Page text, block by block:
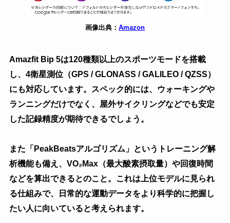
画像出典： Amazon
Amazfit Bip 5は120種類以上のスポーツモードを搭載
し、4衛星測位（GPS / GLONASS / GALILEO / QZSS）
にも対応しています。スペック的には、ウォーキングや
ランニングだけでなく、屋外サイクリングなどでも安定
した記録精度が期待できるでしょう。
また「PeakBeatsアルゴリズム」というトレーニング解
析機能も備え、VO₂Max（最大酸素摂取量）や回復時間
などを算出できるとのこと。これは上位モデルに見られ
る仕組みで、日常的な運動データをより科学的に把握し
たい人に向いていると考えられます。